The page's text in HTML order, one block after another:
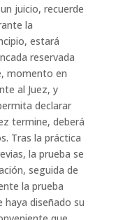
juicio, recuerde
la
estará
reservada
momento en
al Juez, y
declarar
termine, deberá
Tras la práctica
la prueba se
seguida de
la prueba
diseñado su